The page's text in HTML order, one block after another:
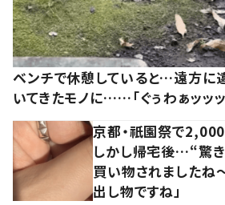
ベンチで休憩していると…遠方に
いてきたモノに……「ぐぅわぁッッッ
京都・祇園祭で
しかし帰宅後…“驚
買い物されましたね～
出し物ですね」